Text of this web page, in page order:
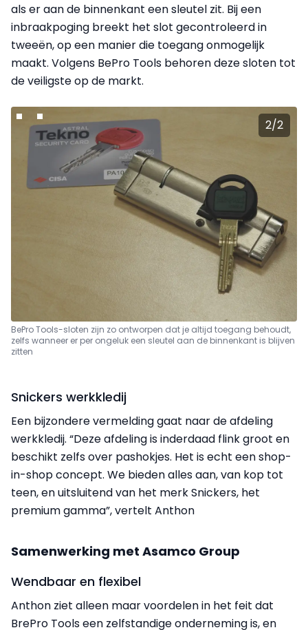
als er aan de binnenkant een sleutel zit. Bij een
inbraakpoging breekt het slot gecontroleerd in
tweeën, op een manier die toegang onmogelijk
maakt. Volgens BePro Tools behoren deze sloten tot
de veiligste op de markt.
BePro Tools-sloten zijn zo ontworpen dat je altijd toegang behoudt,
zelfs wanneer er per ongeluk een sleutel aan de binnenkant is blijven
zitten
2/2
Snickers werkkledij
Een bijzondere vermelding gaat naar de afdeling
werkkledij. “Deze afdeling is inderdaad flink groot en
beschikt zelfs over pashokjes. Het is echt een shop-
in-shop concept. We bieden alles aan, van kop tot
teen, en uitsluitend van het merk Snickers, het
premium gamma”, vertelt Anthon
Samenwerking met Asamco Group
Wendbaar en flexibel
Anthon ziet alleen maar voordelen in het feit dat
BrePro Tools een zelfstandige onderneming is, en